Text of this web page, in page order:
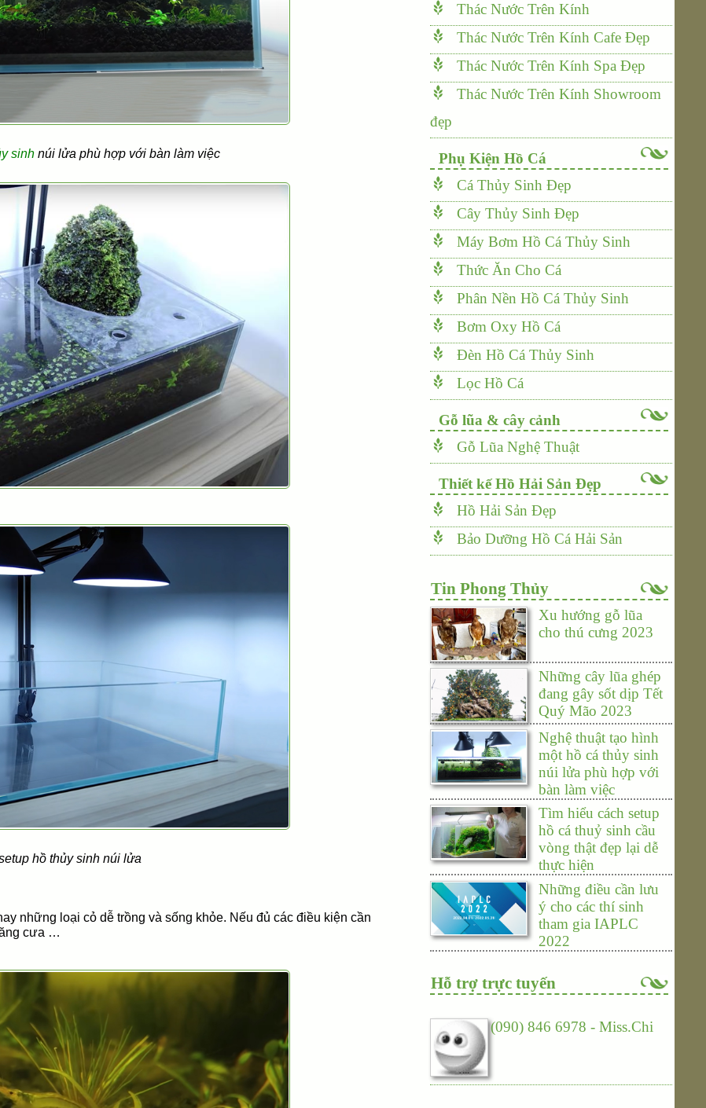
sinhnúi lửa phù hợp với bàn làm việc
hồ thủy sinh núi lửa
những loại cỏ dễ trồng và sống khỏe. Nếu đủ các điều kiện cần
cưa …
Thác Nước Trên Kính
Thác Nước Trên Kính Cafe Đẹp
Thác Nước Trên Kính Spa Đẹp
Thác Nước Trên Kính Showroom
đẹp
Phụ Kiện Hồ Cá
Cá Thủy Sinh Đẹp
Cây Thủy Sinh Đẹp
Máy Bơm Hồ Cá Thủy Sinh
Thức Ăn Cho Cá
Phân Nền Hồ Cá Thủy Sinh
Bơm Oxy Hồ Cá
Đèn Hồ Cá Thủy Sinh
Lọc Hồ Cá
Gỗ lũa & cây cảnh
Gỗ Lũa Nghệ Thuật
Thiết kế Hồ Hải Sản Đẹp
Hồ Hải Sản Đẹp
Bảo Dưỡng Hồ Cá Hải Sản
Tin Phong Thủy
Xu hướng gỗ lũa
cho thú cưng 2023
Những cây lũa ghép
đang gây sốt dịp Tết
Quý Mão 2023
Nghệ thuật tạo hình
một hồ cá thủy sinh
núi lửa phù hợp với
bàn làm việc
Tìm hiểu cách setup
hồ cá thuỷ sinh cầu
vòng thật đẹp lại dễ
thực hiện
Những điều cần lưu
ý cho các thí sinh
tham gia IAPLC
2022
Hỗ trợ trực tuyến
(090) 846 6978 - Miss.Chi